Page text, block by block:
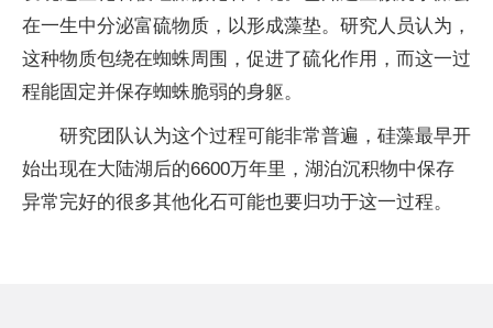
在一生中分泌富硫物质，以形成藻垫。研究人员认为，
这种物质包绕在蜘蛛周围，促进了硫化作用，而这一过
程能固定并保存蜘蛛脆弱的身躯。
研究团队认为这个过程可能非常普遍，硅藻最早开
始出现在大陆湖后的6600万年里，湖泊沉积物中保存
异常完好的很多其他化石可能也要归功于这一过程。